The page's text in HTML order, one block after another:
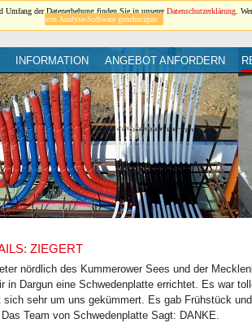
Umfang der Datenerhebung finden Sie in unsererDatenschutzerklärung.
von Analyse-Software genehmigen
INFORMATION ANGEBOT ANFORDERN
ZIEGERT
nördlich des Kummerower Sees und der
in Dargun eine Schwedenplatte errichtet. Es war
sich sehr um uns gekümmert. Es gab Frühstück
Team von Schwedenplatte Sagt: DANKE.